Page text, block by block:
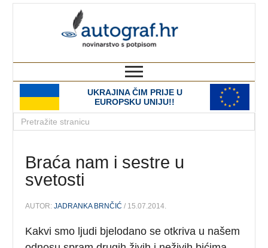
UKRAJINA ČIM PRIJE U
EUROPSKU UNIJU!!
Braća nam i sestre u
svetosti
AUTOR:JADRANKA BRNČIĆ / 15.07.2014.
Kakvi smo ljudi bjelodano se otkriva u našem